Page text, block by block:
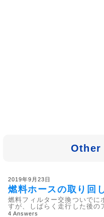
Other
2019年9月23日
燃料ホースの取り回
燃料フィルター交換ついでに
すが、しばらく走行した後の
4 Answers